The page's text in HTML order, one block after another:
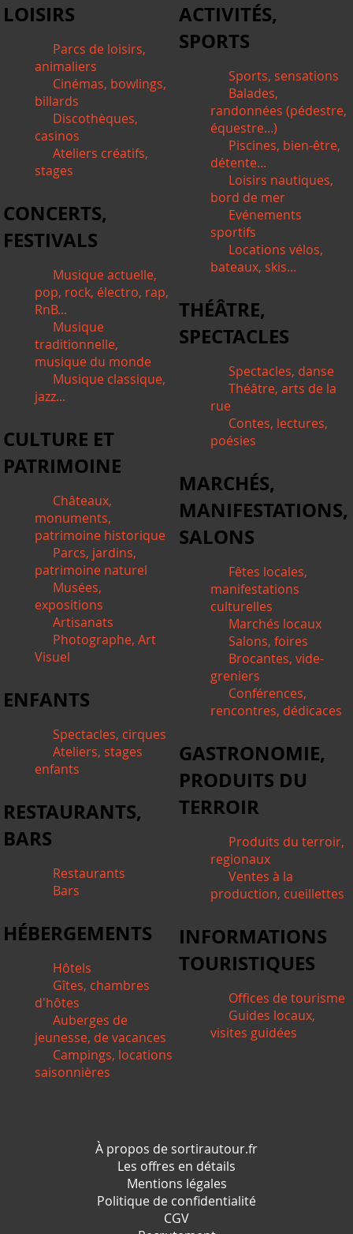
LOISIRS
Parcs de loisirs,
animaliers
Cinémas, bowlings,
billards
Discothèques,
casinos
Ateliers créatifs,
stages
ACTIVITÉS,
SPORTS
Sports, sensations
Balades,
randonnées (pédestre,
équestre...)
Piscines, bien-être,
détente...
Loisirs nautiques,
bord de mer
Evénements
sportifs
Locations vélos,
bateaux, skis...
CONCERTS,
FESTIVALS
Musique actuelle,
pop, rock, électro, rap,
RnB...
Musique
traditionnelle,
musique du monde
Musique classique,
jazz...
THÉÂTRE,
SPECTACLES
Spectacles, danse
Théâtre, arts de la
rue
Contes, lectures,
poésies
CULTURE ET
PATRIMOINE
Châteaux,
monuments,
patrimoine historique
Parcs, jardins,
patrimoine naturel
Musées,
expositions
Artisanats
Photographe, Art
Visuel
MARCHÉS,
MANIFESTATIONS,
SALONS
Fêtes locales,
manifestations
culturelles
Marchés locaux
Salons, foires
Brocantes, vide-
greniers
Conférences,
rencontres, dédicaces
ENFANTS
Spectacles, cirques
Ateliers, stages
enfants
GASTRONOMIE,
PRODUITS DU
TERROIR
Produits du terroir,
regionaux
Ventes à la
production, cueillettes
RESTAURANTS,
BARS
Restaurants
Bars
HÉBERGEMENTS
Hôtels
Gîtes, chambres
d'hôtes
Auberges de
jeunesse, de vacances
Campings, locations
saisonnières
INFORMATIONS
TOURISTIQUES
Offices de tourisme
Guides locaux,
visites guidées
À propos de sortirautour.fr
Les offres en détails
Mentions légales
Politique de confidentialité
CGV